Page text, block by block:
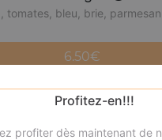
tomates, bleu, brie,
6.50€
thon
tomates, thon + boisson (33 cl)
Profitez-en!!!
profiter dès maintenant de